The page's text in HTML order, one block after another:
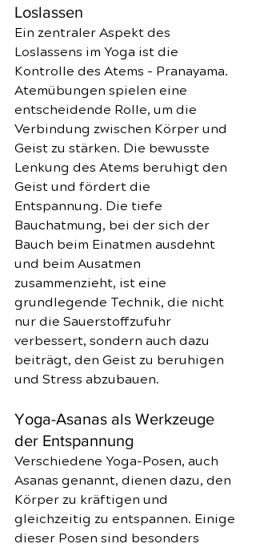
Loslassen
Ein zentraler Aspekt des
Loslassens im Yoga ist die
Kontrolle des Atems - Pranayama.
Atemübungen spielen eine
entscheidende Rolle, um die
Verbindung zwischen Körper und
Geist zu stärken. Die bewusste
Lenkung des Atems beruhigt den
Geist und fördert die
Entspannung. Die tiefe
Bauchatmung, bei der sich der
Bauch beim Einatmen ausdehnt
und beim Ausatmen
zusammenzieht, ist eine
grundlegende Technik, die nicht
nur die Sauerstoffzufuhr
verbessert, sondern auch dazu
beiträgt, den Geist zu beruhigen
und Stress abzubauen.
Yoga-Asanas als Werkzeuge
der Entspannung
Verschiedene Yoga-Posen, auch
Asanas genannt, dienen dazu, den
Körper zu kräftigen und
gleichzeitig zu entspannen. Einige
dieser Posen sind besonders